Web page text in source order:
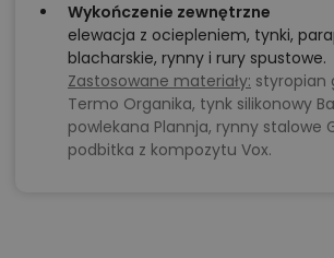
Wykończenie zewnętrzne
elewacja z ociepleniem, tynki,
blacharskie, rynny i rury spustowe.
Zastosowane materiały: styropian
Termo Organika, tynk silikonowy
powlekana Plannja, rynny stalowe
podbitka z kompozytu Vox.